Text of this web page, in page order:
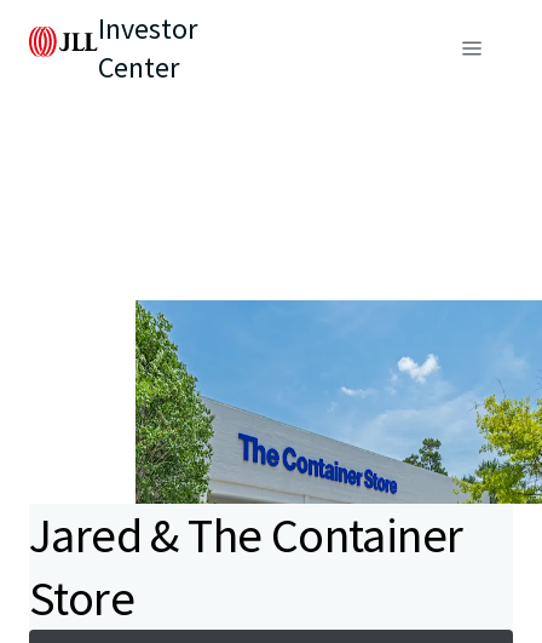
Investor
Center
Jared & The Container
Store